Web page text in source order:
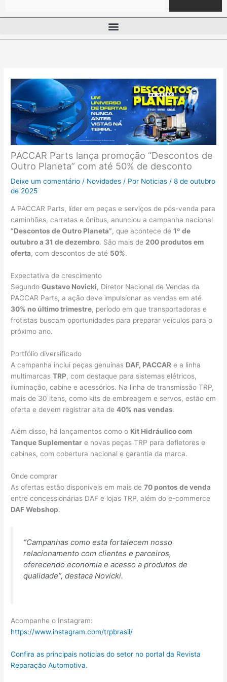
PACCAR Parts lança promoção “Descontos de
Outro Planeta” com até 50% de desconto
Deixe um comentário / Novidades / Por Noticias /8 de outubro
de 2025
A PACCAR Parts, líder em peças e serviços de pós-venda para
caminhões, carretas e ônibus, anunciou a campanha nacional
“Descontos de Outro Planeta”, que acontece de1º de
outubro a 31 de dezembro. São mais de 200 produtos em
oferta, com descontos de até 50%.
Expectativa de crescimento
SegundoGustavo Novicki, Diretor Nacional de Vendas da
PACCAR Parts, a ação deve impulsionar as vendas em até
30% no último trimestre, período em que transportadoras e
frotistas buscam oportunidades para preparar veículos para o
próximo ano.
Portfólio diversificado
A campanha inclui peças genuínas DAF, PACCAR e a linha
multimarcasTRP, com destaque para sistemas elétricos,
iluminação, cabine e acessórios. Na linha de transmissão TRP,
mais de 30 itens, como kits de embreagem e servos, estão em
oferta e devem registrar alta de40% nas vendas.
Além disso, há lançamentos como o Kit Hidráulico com
Tanque Suplementar e novas peças TRP para defletores e
cabines, com cobertura nacional e garantia da marca.
Onde comprar
As ofertas estão disponíveis em mais de70 pontos de venda
entre concessionárias DAF e lojas TRP, além do e-commerce
DAF Webshop.
“Campanhas como esta fortalecem nosso
relacionamento com clientes e parceiros,
oferecendo economia e acesso a produtos de
qualidade”, destaca Novicki.
Acompanhe o Instagram:
https://www.instagram.com/trpbrasil/
Confira as principais notícias do setor no portal da Revista
Reparação Automotiva.